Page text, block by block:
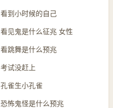
看到小时候的自己
看见鬼是什么征兆 女性
看跳舞是什么预兆
考试没赶上
孔雀生小孔雀
恐怖鬼怪是什么预兆